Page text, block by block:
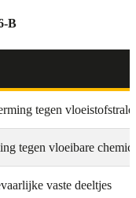
B
tegen
tegen vloeibare
vaste deeltjes